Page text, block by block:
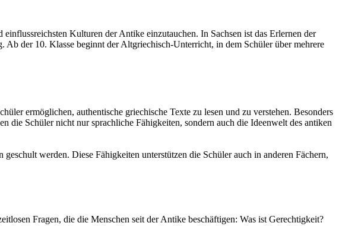
Kulturen der Antike einzutauchen. In Sachsen ist das Erlernen der
der 10. Klasse beginnt der Altgriechisch-Unterricht, in dem Schüler über mehrere
ermöglichen, authentische griechische Texte zu lesen und zu verstehen. Besonders
die Schüler nicht nur sprachliche Fähigkeiten, sondern auch die Ideenwelt des antiken
werden. Diese Fähigkeiten unterstützen die Schüler auch in anderen Fächern,
Fragen, die die Menschen seit der Antike beschäftigen: Was ist Gerechtigkeit?